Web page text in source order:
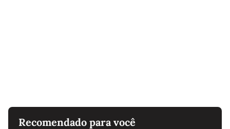
Recomendado para você